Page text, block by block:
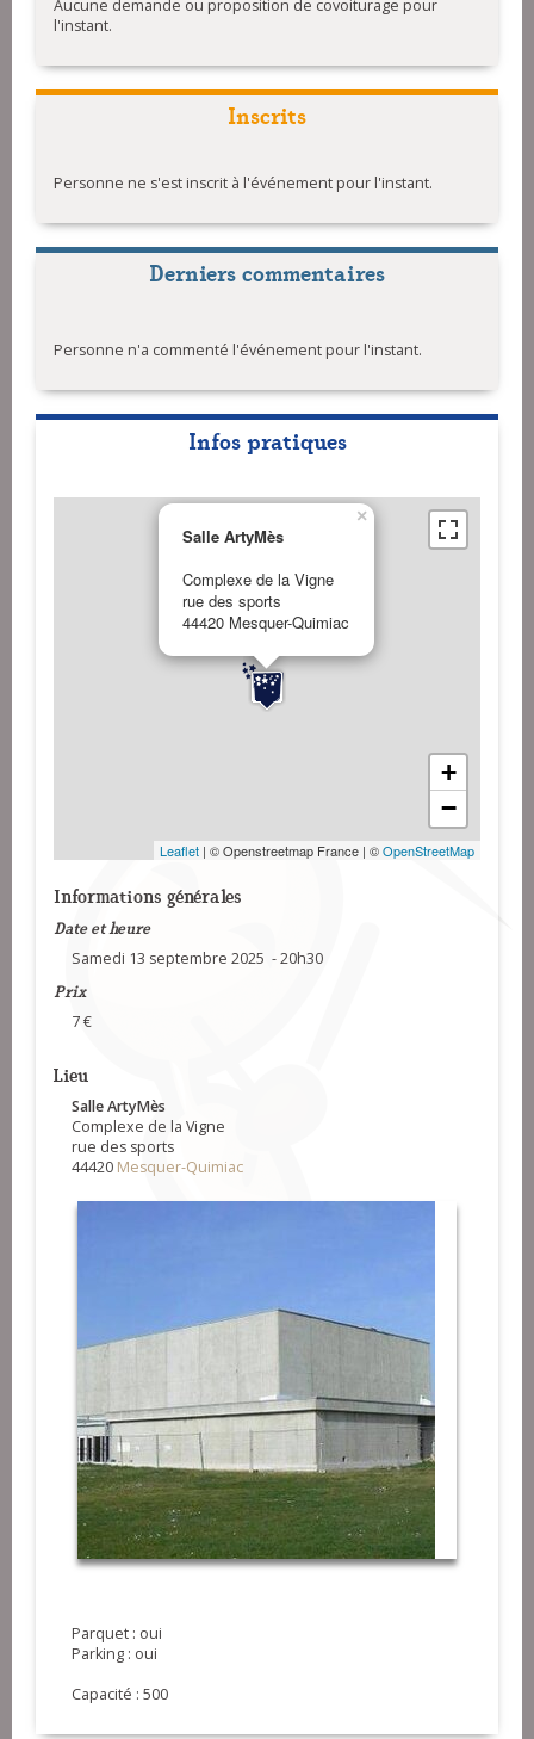
Aucune demande ou proposition de covoiturage pour
l'instant.
Inscrits
Personne ne s'est inscrit à l'événement pour l'instant.
Derniers commentaires
Personne n'a commenté l'événement pour l'instant.
Infos pratiques
Salle ArtyMès
Complexe de la Vigne
rue des sports
44420 Mesquer-Quimiac
×
+
−
Leaflet | © Openstreetmap France | ©OpenStreetMap
Informations générales
Date et heure
Samedi 13 septembre 2025 - 20h30
Prix
7 €
Lieu
Salle ArtyMès
Complexe de la Vigne
rue des sports
44420 Mesquer-Quimiac
Parquet : oui
Parking : oui
Capacité : 500